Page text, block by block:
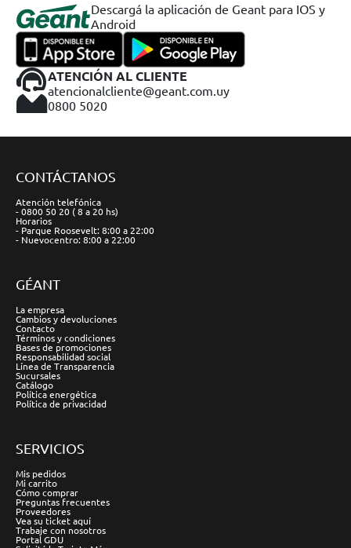
Descargá la aplicación de Geant para IOS y
Android
ATENCIÓN AL CLIENTE
atencionalcliente@geant.com.uy
0800 5020
CONTÁCTANOS
Atención telefónica
- 0800 50 20 ( 8 a 20 hs)
Horarios
- Parque Roosevelt: 8:00 a 22:00
- Nuevocentro: 8:00 a 22:00
GÉANT
La empresa
Cambios y devoluciones
Contacto
Términos y condiciones
Bases de promociones
Responsabilidad social
Línea de Transparencia
Sucursales
Catálogo
Política energética
Política de privacidad
SERVICIOS
Mis pedidos
Mi carrito
Cómo comprar
Preguntas frecuentes
Proveedores
Vea su ticket aquí
Trabaje con nosotros
Portal GDU